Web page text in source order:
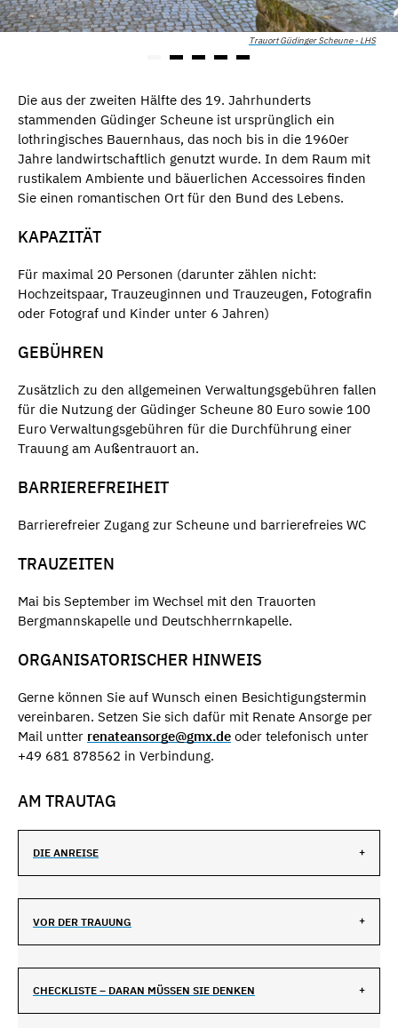
Trauort Güdinger Scheune - LHS
Die aus der zweiten Hälfte des 19. Jahrhunderts
stammenden Güdinger Scheune ist ursprünglich ein
lothringisches Bauernhaus, das noch bis in die 1960er
Jahre landwirtschaftlich genutzt wurde. In dem Raum mit
rustikalem Ambiente und bäuerlichen Accessoires finden
Sie einen romantischen Ort für den Bund des Lebens.
KAPAZITÄT
Für maximal 20 Personen (darunter zählen nicht:
Hochzeitspaar, Trauzeuginnen und Trauzeugen, Fotografin
oder Fotograf und Kinder unter 6 Jahren)
GEBÜHREN
Zusätzlich zu den allgemeinen Verwaltungsgebühren fallen
für die Nutzung der Güdinger Scheune 80 Euro sowie 100
Euro Verwaltungsgebühren für die Durchführung einer
Trauung am Außentrauort an.
BARRIEREFREIHEIT
Barrierefreier Zugang zur Scheune und barrierefreies WC
TRAUZEITEN
Mai bis September im Wechsel mit den Trauorten
Bergmannskapelle und Deutschherrnkapelle.
ORGANISATORISCHER HINWEIS
Gerne können Sie auf Wunsch einen Besichtigungstermin
vereinbaren. Setzen Sie sich dafür mit Renate Ansorge per
Mail untter renateansorge@gmx.de oder telefonisch unter
+49 681 878562 in Verbindung.
AM TRAUTAG
DIE ANREISE
VOR DER TRAUUNG
CHECKLISTE – DARAN MÜSSEN SIE DENKEN